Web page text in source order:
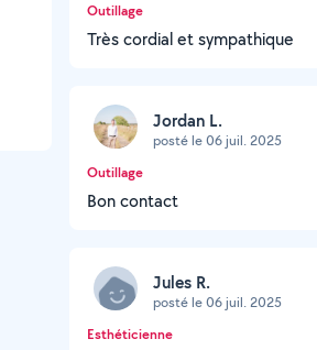
Outillage
Très cordial et sympathique
Jordan L.
posté le 06 juil. 2025
Outillage
Bon contact
Jules R.
posté le 06 juil. 2025
Esthéticienne